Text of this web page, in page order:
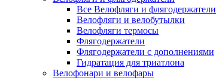
Все Велофляги и флягодержатели
Велофляги и велобутылки
Велофляги термосы
Флягодержатели
Флягодержатели с дополнениями
Гидратация для триатлона
Велофонари и велофары